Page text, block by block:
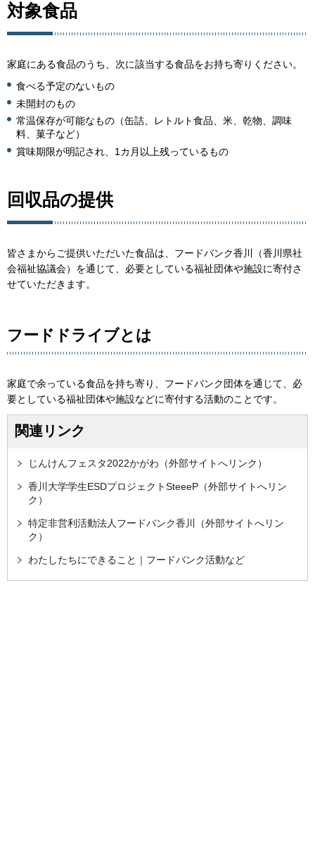
対象食品
家庭にある食品のうち、次に該当する食品をお持ち寄りください。
食べる予定のないもの
未開封のもの
常温保存が可能なもの（缶詰、レトルト食品、米、乾物、調味
料、菓子など）
賞味期限が明記され、1カ月以上残っているもの
回収品の提供
皆さまからご提供いただいた食品は、フードバンク香川（香川県社
会福祉協議会）を通じて、必要としている福祉団体や施設に寄付さ
せていただきます。
フードドライブとは
家庭で余っている食品を持ち寄り、フードバンク団体を通じて、必
要としている福祉団体や施設などに寄付する活動のことです。
関連リンク
じんけんフェスタ2022かがわ（外部サイトへリンク）
香川大学学生ESDプロジェクトSteeeP（外部サイトへリン
ク）
特定非営利活動法人フードバンク香川（外部サイトへリン
ク）
わたしたちにできること｜フードバンク活動など